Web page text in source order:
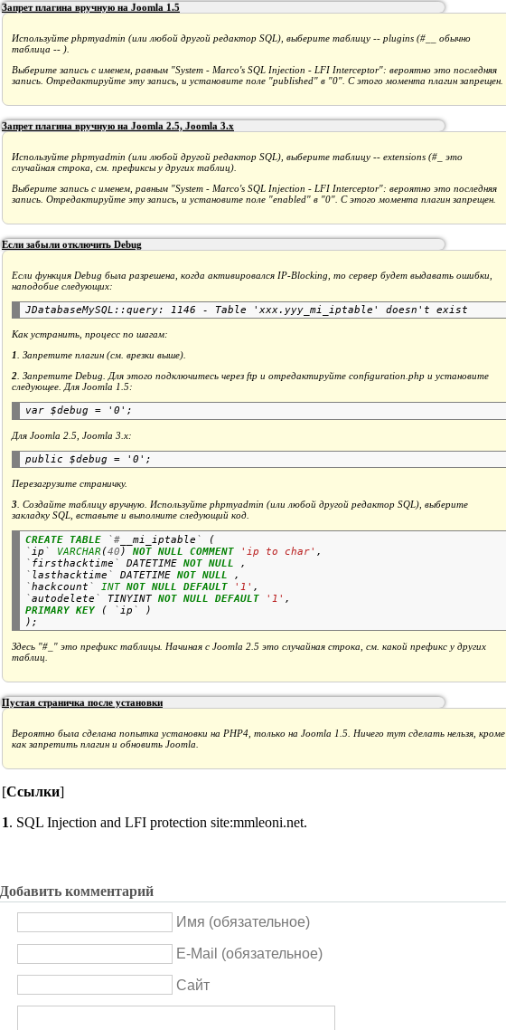
Запрет плагина вручную на Joomla 1.5
Используйте phpmyadmin (или любой другой редактор SQL), выберите таблицу -- plugins (#__ обычно
таблица -- ).
Выберите запись с именем, равным "System - Marco's SQL Injection - LFI Interceptor": вероятно это последняя
запись. Отредактируйте эту запись, и установите поле "published" в "0". С этого момента плагин запрещен.
Запрет плагина вручную на Joomla 2.5, Joomla 3.x
Используйте phpmyadmin (или любой другой редактор SQL), выберите таблицу -- extensions (#_ это
случайная строка, см. префиксы у других таблиц).
Выберите запись с именем, равным "System - Marco's SQL Injection - LFI Interceptor": вероятно это последняя
запись. Отредактируйте эту запись, и установите поле "enabled" в "0". С этого момента плагин запрещен.
Если забыли отключить Debug
Если функция Debug была разрешена, когда активировался IP-Blocking, то сервер будет выдавать ошибки,
наподобие следующих:
Как устранить, процесс по шагам:
1 . Запретите плагин (см. врезки выше).
2 . Запретите Debug. Для этого подключитесь через ftp и отредактируйте configuration.php и установите
следующее. Для Joomla 1.5:
Для Joomla 2.5, Joomla 3.x:
Перезагрузите страничку.
3 . Создайте таблицу вручную. Используйте phpmyadmin (или любой другой редактор SQL), выберите
закладку SQL, вставьте и выполните следующий код.
CREATE TABLE `# __mi_iptable `
(
` ip ` VARCHAR(40 ) NOT NULL COMMENT 'ip to char' ,
` firsthacktime ` DATETIME NOT NULL
,
` lasthacktime ` DATETIME NOT NULL
,
`hackcount ` INT NOT NULL DEFAULT '1' ,
`autodelete ` TINYINT NOT NULL DEFAULT '1' ,
PRIMARY KEY ( ` ip `
)
Здесь "#_" это префикс таблицы. Начиная с Joomla 2.5 это случайная строка, см. какой префикс у других
таблиц.
Пустая страничка после установки
Вероятно была сделана попытка установки на PHP4, только на Joomla 1.5. Ничего тут сделать нельзя, кроме
как запретить плагин и обновить Joomla.
[Ссылки]
1. SQL Injection and LFI protection site:mmleoni.net.
Добавить комментарий
Имя (обязательное)
E-Mail (обязательное)
Сайт